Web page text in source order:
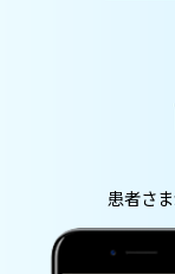
患者さ